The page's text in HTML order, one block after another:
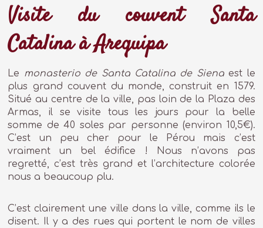
Visite du couvent Santa
Catalina à Arequipa
Le monasterio de Santa Catalina de Sienaest le
plus grand couvent du monde, construit en 1579.
Situé au centre de la ville, pas loin de la Plaza des
Armas, il se visite tous les jours pour la belle
somme de 40 soles par personne (environ 10,5€).
C’est un peu cher pour le Pérou mais c’est
vraiment un bel édifice ! Nous n’avons pas
regretté, c’est très grand et l’architecture colorée
nous a beaucoup plu.
C’est clairement une ville dans la ville, comme ils le
disent. Il y a des rues qui portent le nom de villes